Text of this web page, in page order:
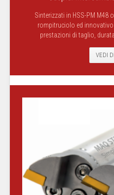
Sinterizzati in HSS-PM M48
rompitruciolo ed
prestazioni di taglio,
VEDI